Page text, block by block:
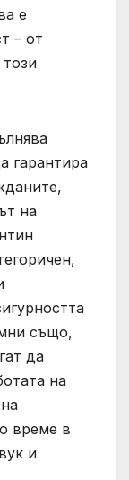
е
– от
гарантира
на
също,
да
на
време в
и